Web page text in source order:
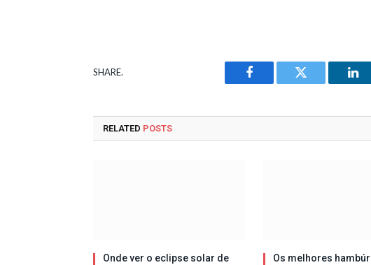
SHARE.
Facebook Twitter
RELATED POSTS
Onde ver o eclipse solar de
Os melhores